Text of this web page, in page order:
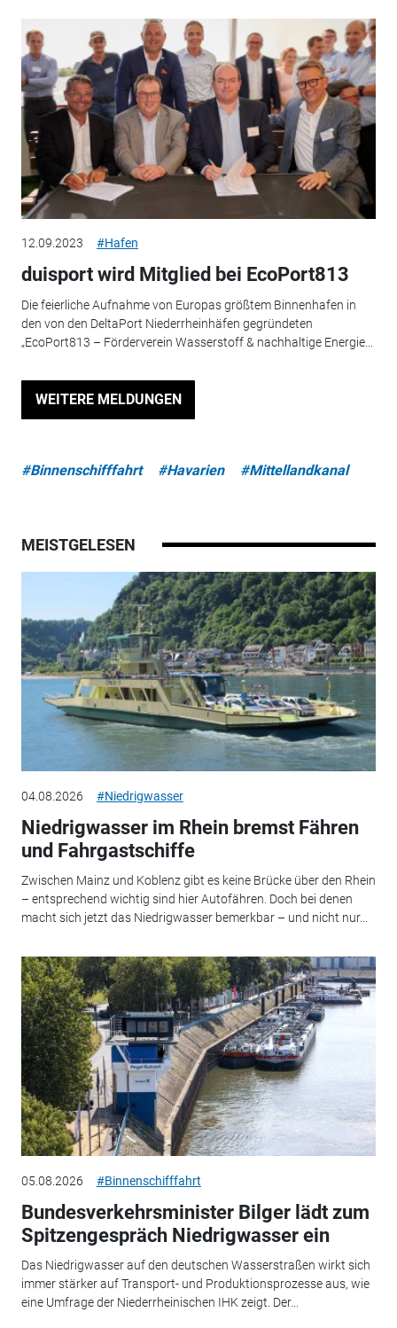
12.09.2023 #Hafen
duisport wird Mitglied bei EcoPort813
Die feierliche Aufnahme von Europas größtem Binnenhafen in
den von den DeltaPort Niederrheinhäfen gegründeten
„EcoPort813 – Förderverein Wasserstoff & nachhaltige Energie...
WEITERE MELDUNGEN
#Binnenschifffahrt #Havarien #Mittellandkanal
MEISTGELESEN
04.08.2026 #Niedrigwasser
Niedrigwasser im Rhein bremst Fähren
und Fahrgastschiffe
Zwischen Mainz und Koblenz gibt es keine Brücke über den Rhein
– entsprechend wichtig sind hier Autofähren. Doch bei denen
macht sich jetzt das Niedrigwasser bemerkbar – und nicht nur...
05.08.2026 #Binnenschifffahrt
Bundesverkehrsminister Bilger lädt zum
Spitzengespräch Niedrigwasser ein
Das Niedrigwasser auf den deutschen Wasserstraßen wirkt sich
immer stärker auf Transport- und Produktionsprozesse aus, wie
eine Umfrage der Niederrheinischen IHK zeigt. Der...